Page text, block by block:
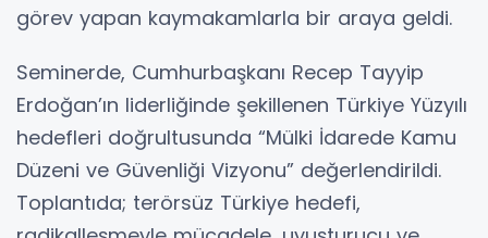
görev yapan kaymakamlarla bir araya geldi.
Seminerde, Cumhurbaşkanı Recep Tayyip
Erdoğan’ın liderliğinde şekillenen Türkiye Yüzyılı
hedefleri doğrultusunda “Mülki İdarede Kamu
Düzeni ve Güvenliği Vizyonu” değerlendirildi.
Toplantıda; terörsüz Türkiye hedefi,